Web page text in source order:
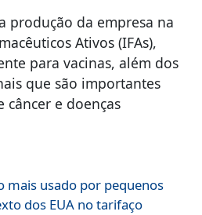
produção da empresa na
Ativos (IFAs),
para vacinas, além dos
que são importantes
e doenças
mais usado por pequenos
dos EUA no tarifaço